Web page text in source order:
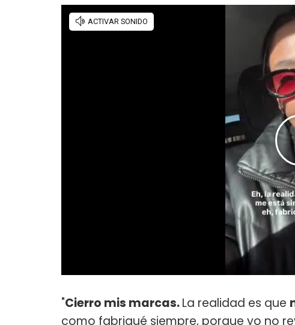
"Cierro mis marcas.La realidad es que
como fabriqué siempre, porque yo no